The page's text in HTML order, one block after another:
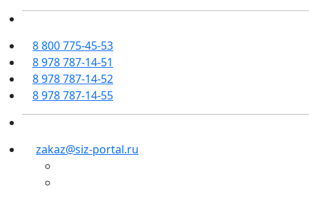
8 800 775-45-53
8 978 787-14-51
8 978 787-14-52
8 978 787-14-55
zakaz@siz-portal.ru